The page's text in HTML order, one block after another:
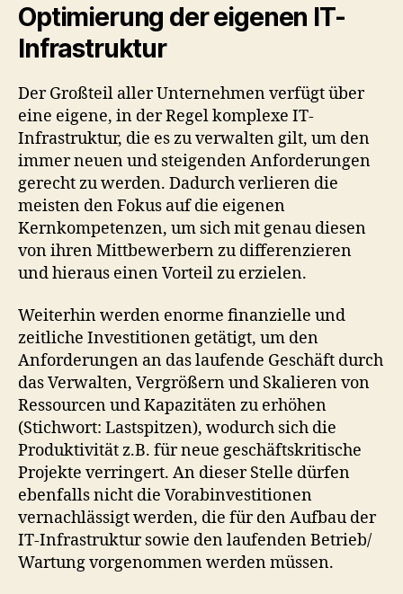
Optimierung der eigenen IT-
Infrastruktur
Der Großteil aller Unternehmen verfügt über
eine eigene, in der Regel komplexe IT-
Infrastruktur, die es zu verwalten gilt, um den
immer neuen und steigenden Anforderungen
gerecht zu werden. Dadurch verlieren die
meisten den Fokus auf die eigenen
Kernkompetenzen, um sich mit genau diesen
von ihren Mittbewerbern zu differenzieren
und hieraus einen Vorteil zu erzielen.
Weiterhin werden enorme finanzielle und
zeitliche Investitionen getätigt, um den
Anforderungen an das laufende Geschäft durch
das Verwalten, Vergrößern und Skalieren von
Ressourcen und Kapazitäten zu erhöhen
(Stichwort: Lastspitzen), wodurch sich die
Produktivität z.B. für neue geschäftskritische
Projekte verringert. An dieser Stelle dürfen
ebenfalls nicht die Vorabinvestitionen
vernachlässigt werden, die für den Aufbau der
IT-Infrastruktur sowie den laufenden Betrieb/
Wartung vorgenommen werden müssen.